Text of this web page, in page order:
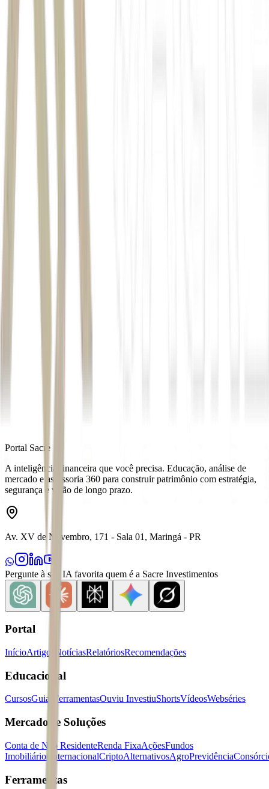
Portal Sacre
A inteligência financeira que você precisa. Educação, análise de
mercado e assessoria 360 para construir patrimônio com estratégia,
segurança e visão de longo prazo.
Av. XV de Novembro, 171 - Sala 01, Maringá - PR
Pergunte à sua IA favorita quem é a Sacre Investimentos
Portal
InícioArtigos NotíciasRelatóriosRecomendações
Educacional
CursosGuias FerramentasOuviu InvestiuShortsVídeosWebséries
Mercados e Soluções
Conta de Não ResidenteRenda FixaAçõesFundos
Imobiliários
InternacionalCriptoAlternativosAgroPrevidência
Ferramentas